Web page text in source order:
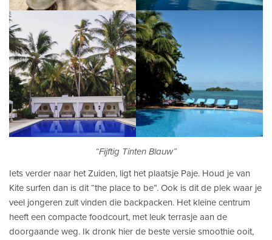
“Fijftig Tinten Blauw”
Iets verder naar het Zuiden, ligt het plaatsje Paje. Houd je van
Kite surfen dan is dit “the place to be”. Ook is dit de plek waar je
veel jongeren zult vinden die backpacken. Het kleine centrum
heeft een compacte foodcourt, met leuk terrasje aan de
doorgaande weg. Ik dronk hier de beste versie smoothie ooit,